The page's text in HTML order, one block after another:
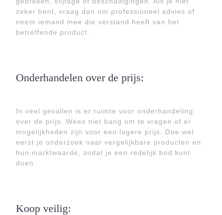
zeker bent, vraag dan om professioneel advies of
neem iemand mee die verstand heeft van het
betreffende product.
Onderhandelen over de prijs:
In veel gevallen is er ruimte voor onderhandeling
over de prijs. Wees niet bang om te vragen of er
mogelijkheden zijn voor een lagere prijs. Doe wel
eerst je onderzoek naar vergelijkbare producten en
hun marktwaarde, zodat je een redelijk bod kunt
doen.
Koop veilig: